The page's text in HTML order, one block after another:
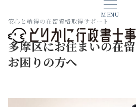
MENU
安心と納得の在留資格取得サポート
多摩区にお住まいの在
お困りの方へ